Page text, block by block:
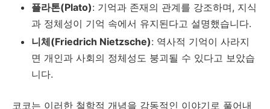
플라톤(Plato): 기억과 존재의 관계를 강조하며, 지식
과 정체성이 기억 속에서 유지된다고 설명했습니다.
니체(Friedrich Nietzsche): 역사적 기억이 사라지
면 개인과 사회의 정체성도 붕괴될 수 있다고 보았습
니다.
코코는 이러한 철학적 개념을 감동적인 이야기로 풀어내